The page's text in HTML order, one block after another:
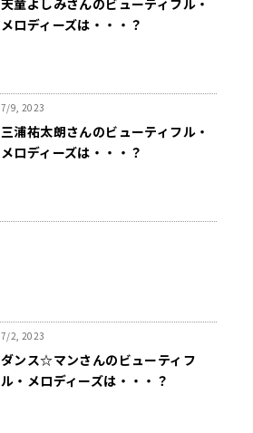
天童よしみさんのビューティフル・
メロディーズは・・・？
7/9, 2023
三浦祐太朗さんのビューティフル・
メロディーズは・・・？
7/2, 2023
ダンス☆マンさんのビューティフ
ル・メロディーズは・・・？